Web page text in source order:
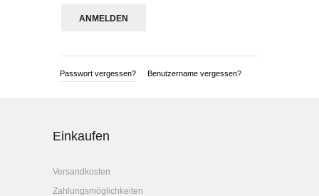
Passwort vergessen? Benutzername vergessen?
Einkaufen
Versandkosten
Zahlungsmöglichkeiten